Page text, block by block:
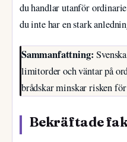
du handlar utanför
du inte har en stark
Sammanfattning:
limitorder och väntar på
brådskar minskar risken
Bekräftade